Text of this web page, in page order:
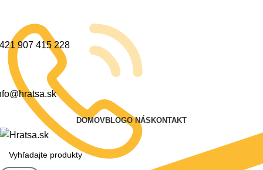
907 415 228
DOMOVBLOGO NÁS KONTAKT